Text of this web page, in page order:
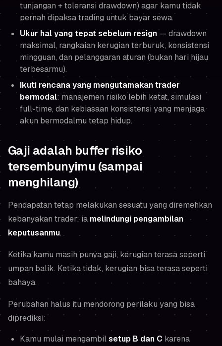
tunjangan + toleransi drawdown) agar kamu tidak
pernah dipaksa trading untuk bayar sewa.
Ukur hal yang tepat sebelum resign — drawdown
maksimal, rangkaian kerugian terburuk, konsistensi
mingguan, dan pelanggaran aturan (bukan hari hijau
terbesarmu).
Ikuti rencana yang mengutamakan trader
bermodal: manajemen risiko lebih ketat, simulasi
full-time, dan kebiasaan konsistensi yang menjaga
akun bermodalmu tetap hidup.
Gaji adalah buffer risiko
tersembunyimu (sampai
menghilang)
Pendapatan tetap melakukan sesuatu yang diremehkan
kebanyakan trader: ia melindungi pengambilan
keputusanmu.
Ketika kamu masih punya gaji, kerugian terasa seperti
umpan balik. Ketika tidak, kerugian bisa terasa seperti
bahaya.
Perubahan halus itu mendorong perilaku yang bisa
diprediksi:
Kamu mulai mengambilsetup B dan C karena